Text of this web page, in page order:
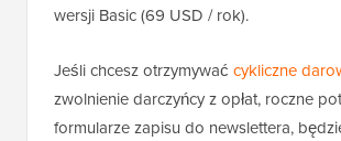
wersji Basic (69 USD / rok).
Jeśli chcesz otrzymywać cykliczne
zwolnienie darczyńcy z opłat, roczne
formularze zapisu do newslettera,